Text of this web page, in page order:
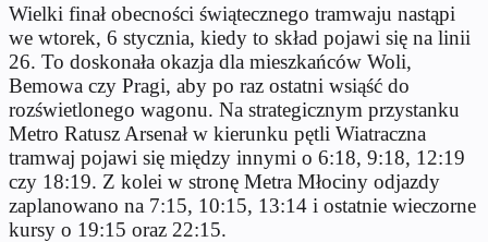
Wielki finał obecności świątecznego tramwaju nastąpi
we wtorek, 6 stycznia, kiedy to skład pojawi się na linii
26. To doskonała okazja dla mieszkańców Woli,
Bemowa czy Pragi, aby po raz ostatni wsiąść do
rozświetlonego wagonu. Na strategicznym przystanku
Metro Ratusz Arsenał w kierunku pętli Wiatraczna
tramwaj pojawi się między innymi o 6:18, 9:18, 12:19
czy 18:19. Z kolei w stronę Metra Młociny odjazdy
zaplanowano na 7:15, 10:15, 13:14 i ostatnie wieczorne
kursy o 19:15 oraz 22:15.